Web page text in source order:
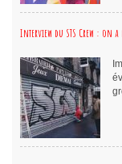
Interview du STS Crew : on